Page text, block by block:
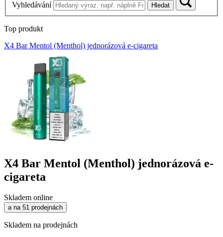
Vyhledávání Hledat
Top produkt
X4 Bar Mentol (Menthol) jednorázová e-cigareta
X4 Bar Mentol (Menthol) jednorázová e-
cigareta
Skladem online
a na 51 prodejnách
Skladem na prodejnách